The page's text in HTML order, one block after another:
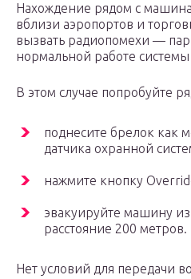
Нахождение рядом с
вблизи аэропортов и
вызвать радиопомехи —
нормальной работе системы
В этом случае попробуйте
поднесите брелок как
датчика охранной
нажмите кнопку
эвакуируйте машину
расстояние 200 метров.
Нет условий для передачи